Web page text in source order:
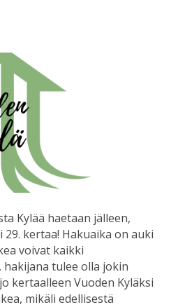
Kylää haetaan jälleen,
kertaa! Hakuaika on auki
voivat kaikki
tulee olla jokin
kertaalleen Vuoden Kyläksi
mikäli edellisestä